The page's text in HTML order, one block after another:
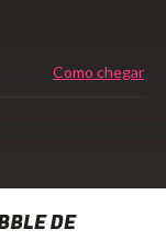
Como chegar
DE